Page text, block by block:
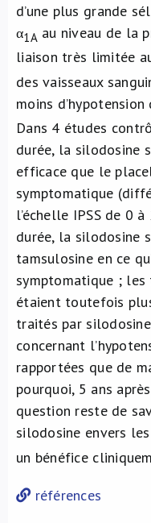
d’une plus grande
α1A au niveau de la
liaison très limitée
des vaisseaux
moins
Dans 4 études
durée, la silodosine
efficace que le
symptomatique
l’échelle IPSS de 0
durée, la silodosine
tamsulosine en ce
symptomatique ; les
étaient toutefois
traités par
concernant
rapportées que de
pourquoi, 5 ans
question reste de
silodosine envers
un bénéfice
références